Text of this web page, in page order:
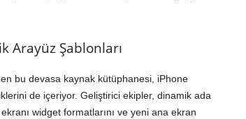
Arayüz Şablonları
bu devasa kaynak kütüphanesi, iPhone
de içeriyor. Geliştirici ekipler, dinamik ada
widget formatlarını ve yeni ana ekran